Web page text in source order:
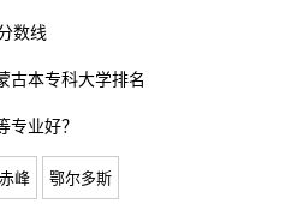
数线
古本专科大学排名
业好？
赤峰 鄂尔多斯